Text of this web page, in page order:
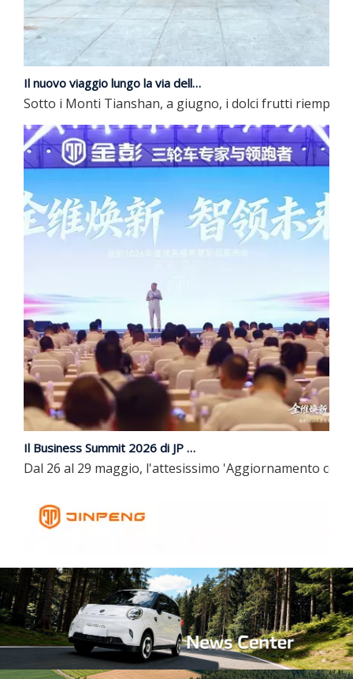
Sotto i Monti Tianshan, a giugno, i dolci frutti
Dal 26 al 29 maggio, l'attesissimo 'Aggiornamento